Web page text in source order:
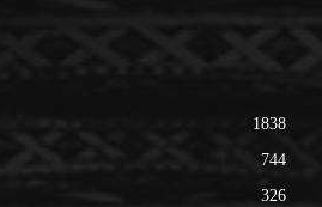
1838
744
326